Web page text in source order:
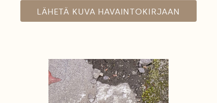
LÄHETÄ KUVA HAVAINTOKIRJAAN